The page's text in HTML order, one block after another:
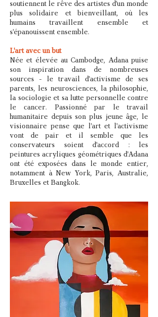
soutiennent le rêve des artistes d'un monde
plus solidaire et bienveillant, où les
humains travaillent ensemble et
s'épanouissent ensemble.
L'art avec un but
Née et élevée au Cambodge, Adana puise
son inspiration dans de nombreuses
sources - le travail d'activisme de ses
parents, les neurosciences, la philosophie,
la sociologie et sa lutte personnelle contre
le cancer. Passionné par le travail
humanitaire depuis son plus jeune âge, le
visionnaire pense que l'art et l'activisme
vont de pair et il semble que les
conservateurs soient d'accord : les
peintures acryliques géométriques d'Adana
ont été exposées dans le monde entier,
notamment à New York, Paris, Australie,
Bruxelles et Bangkok.